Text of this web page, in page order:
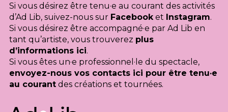
Si vous désirez être tenu·e au courant des activités
d’Ad Lib, suivez-nous sur Facebooket Instagram.
Si vous désirez être accompagné·e par Ad Lib en
tant qu’artiste, vous trouverez plus
d’informations ici.
Si vous êtes un·e professionnel·le du spectacle,
envoyez-nous vos contacts ici pour être tenu·e
au courantdes créations et tournées.